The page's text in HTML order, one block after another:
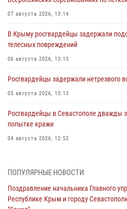
07 августа 2026, 13:14
В Крыму росгвардейцы задержали
телесных повреждений
06 августа 2026, 13:13
Росгвардейцы задержали нетрезвого
05 августа 2026, 13:13
Росгвардейцы в Севастополе дважды
попытке кражи
04 августа 2026, 12:52
мужчину
Росгвардия в Крыму и Севастополе
ПОПУЛЯРНЫЕ НОВОСТИ
Поздравление начальника Главного
Республике Крым и городу